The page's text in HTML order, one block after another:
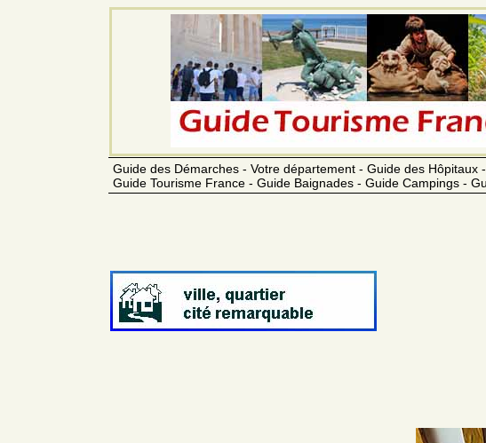
Guide des Démarches - Votre département - Guide des
Guide Tourisme France - Guide Baignades - Guide Campings -